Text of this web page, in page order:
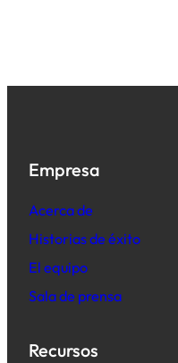
Empresa
Acerca de
Historias de éxito
El equipo
Sala de prensa
Recursos